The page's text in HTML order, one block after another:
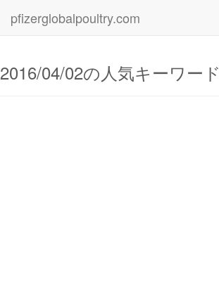
pfizerglobalpoultry.com
2016/04/02の人気キーワード